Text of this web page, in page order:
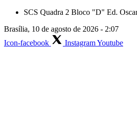
Skip
content
SCS Quadra 2 Bloco "D" Ed.
Brasília, 10 de agosto de 2026 - 2:07
Icon-facebook
InstagramYoutube